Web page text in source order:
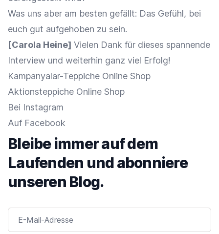
Was uns aber am besten gefällt: Das Gefühl, bei
euch gut aufgehoben zu sein.
[Carola Heine] Vielen Dank für dieses spannende
Interview und weiterhin ganz viel Erfolg!
Kampanyalar-Teppiche Online Shop
Aktionsteppiche Online Shop
Bei Instagram
Auf Facebook
Bleibe immer auf dem
Laufenden und abonniere
unseren Blog.
E-Mail-Adresse